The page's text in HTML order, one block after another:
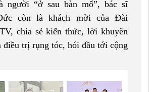
người “ở sau bàn mổ”, bác sĩ
còn là khách mời của Đài
chia sẻ kiến thức, lời khuyên
điều trị rụng tóc, hói đầu tới cộng